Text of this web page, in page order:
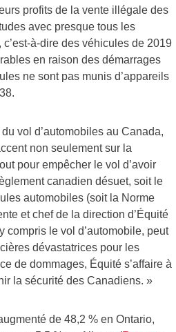
profits de la vente illégale des
avec presque tous les
à-dire des véhicules de 2019
en raison des démarrages
ne sont pas munis d’appareils
vol d’automobiles au Canada,
non seulement sur la
pour empêcher le vol d’avoir
canadien désuet, soit le
automobiles (soit la Norme
et chef de la direction d’Équité
compris le vol d’automobile, peut
dévastatrices pour les
de dommages, Équité s’affaire à
la sécurité des Canadiens. »
de 48,2 % en Ontario,